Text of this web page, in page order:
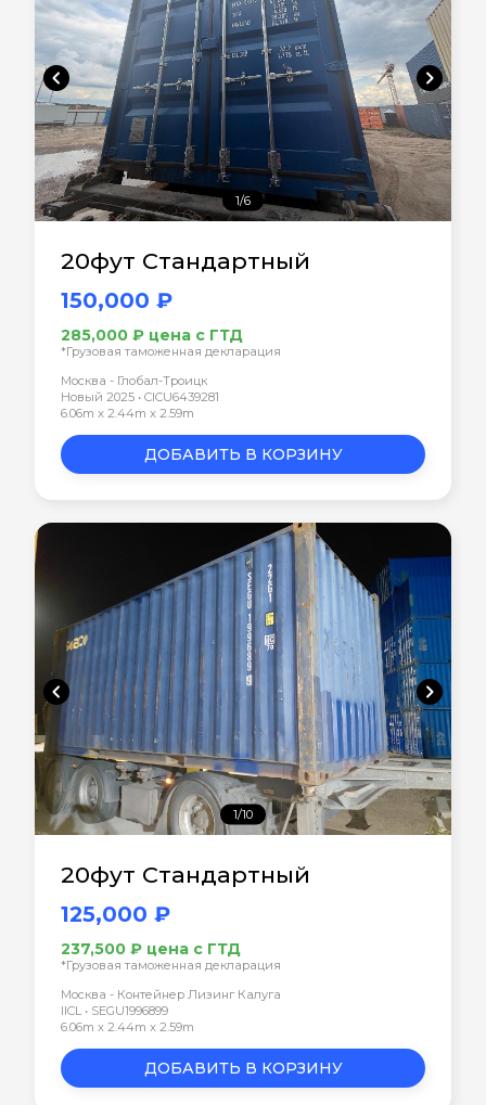
chevron_left chevron_right
1/6
20фут Стандартный
150,000 ₽
285,000 ₽ цена с ГТД
*Грузовая таможенная декларация
Москва - Глобал-Троицк
Новый 2025 • CICU6439281
6.06m x 2.44m x 2.59m
ДОБАВИТЬ В КОРЗИНУ
chevron_left chevron_right
1/10
20фут Стандартный
125,000 ₽
237,500 ₽ цена с ГТД
*Грузовая таможенная декларация
Москва - Контейнер Лизинг Калуга
IICL • SEGU1996899
6.06m x 2.44m x 2.59m
ДОБАВИТЬ В КОРЗИНУ